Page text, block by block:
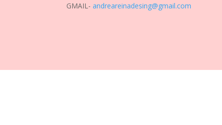
GMAIL-andreareinadesing@gmail.com